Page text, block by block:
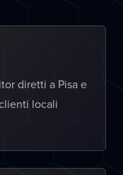
diretti a Pisa e
locali